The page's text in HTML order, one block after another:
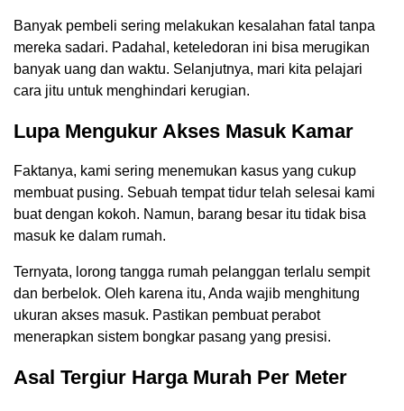
Banyak pembeli sering melakukan kesalahan fatal tanpa
mereka sadari. Padahal, keteledoran ini bisa merugikan
banyak uang dan waktu. Selanjutnya, mari kita pelajari
cara jitu untuk menghindari kerugian.
Lupa Mengukur Akses Masuk Kamar
Faktanya, kami sering menemukan kasus yang cukup
membuat pusing. Sebuah tempat tidur telah selesai kami
buat dengan kokoh. Namun, barang besar itu tidak bisa
masuk ke dalam rumah.
Ternyata, lorong tangga rumah pelanggan terlalu sempit
dan berbelok. Oleh karena itu, Anda wajib menghitung
ukuran akses masuk. Pastikan pembuat perabot
menerapkan sistem bongkar pasang yang presisi.
Asal Tergiur Harga Murah Per Meter